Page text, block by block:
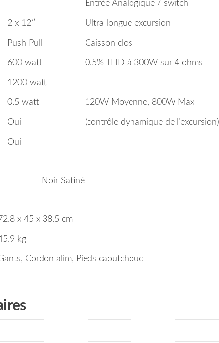
Entrée Analogique / switch
2 x 12″ Ultra longue excursion
Push Pull Caisson clos
600 watt 0.5% THD à 300W sur 4 ohms
1200 watt
0.5 watt 120W Moyenne, 800W Max
Oui (contrôle dynamique de l’excursion)
Oui
Noir Satiné
x 45 x 38.5 cm
kg
Cordon alim, Pieds caoutchouc